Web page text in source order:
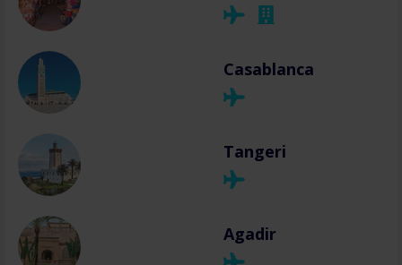
Casablanca
Tangeri
Agadir